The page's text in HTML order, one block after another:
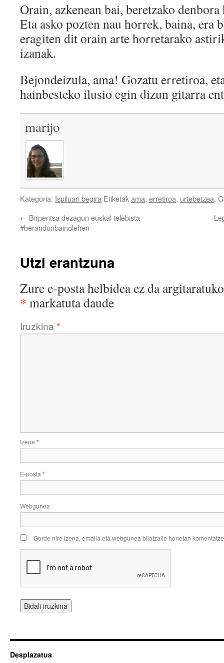
Orain, azkenean bai, beretzako
Eta asko pozten nau horrek, baina, era
eragiten dit orain arte horretarako
izanak.
Bejondeizula, ama! Gozatu erretiroa,
hainbesteko ilusio egin dizun gitarra
marijo
Kategoria: Ispiluari begira Etiketakama, erretiroa, urtebetzea.
← Birpentsa dezagun euskal telebista
#berandunbainolehen
Utzi erantzuna
Zure e-posta helbidea ez da
* markatuta daude
Iruzkina *
Izena *
E-posta *
Webgunea
Gorde nire izena, emaila eta webgunea bilatzaile honetan
Desplazatua